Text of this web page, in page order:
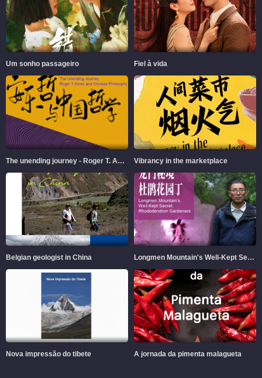
Um sonho passageiro Fiel à vida
The unending journey - Roger T. Ames and Chinese Philosophy Vibrancy in the marketplace
Belgian geologist in China Longmen Mountain's Well-Kept Secret
Nova impressão do tibete A jornada da pimenta malagueta